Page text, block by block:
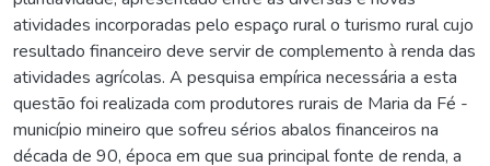
atividades incorporadas pelo espaço rural o turismo rural cujo
resultado financeiro deve servir de complemento à renda das
atividades agrícolas. A pesquisa empírica necessária a esta
questão foi realizada com produtores rurais de Maria da Fé -
município mineiro que sofreu sérios abalos financeiros na
década de 90, época em que sua principal fonte de renda, a